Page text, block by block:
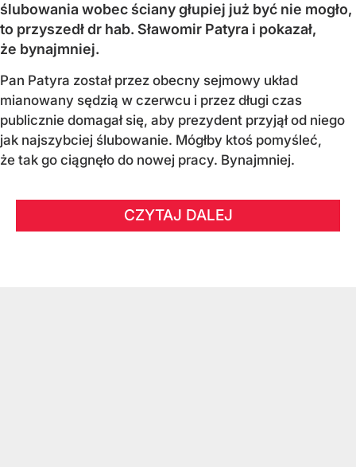
ślubowania wobec ściany głupiej już być nie mogło,
to przyszedł dr hab. Sławomir Patyra i pokazał,
że bynajmniej.
Pan Patyra został przez obecny sejmowy układ
mianowany sędzią w czerwcu i przez długi czas
publicznie domagał się, aby prezydent przyjął od niego
jak najszybciej ślubowanie. Mógłby ktoś pomyśleć,
że tak go ciągnęło do nowej pracy. Bynajmniej.
CZYTAJ DALEJ